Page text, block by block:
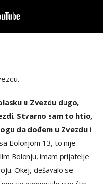
u Zvezdu dugo,
Stvarno sam to htio,
da dođem u Zvezdu i
Bolonjom 13, to nije
Bolonju, imam prijatelje
Okej, dešavalo se